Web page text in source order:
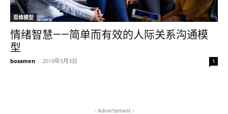
思维模型
情绪智慧——简单而有效的人际关系沟通模
型
bossmen - 2019年5月3日 1
- Advertisment -